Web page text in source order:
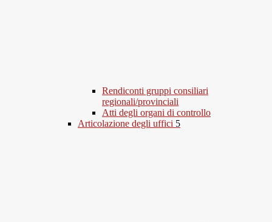
Rendiconti gruppi consiliari
regionali/provinciali
Atti degli organi di controllo
Articolazione degli uffici 5